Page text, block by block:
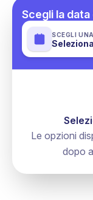
Bevande durante
Visite non
Volo internazionali
Assicurazione
Mance per
Rispettare le
Crema solare
Scegli la
SCEGLI
Le opzioni
dopo